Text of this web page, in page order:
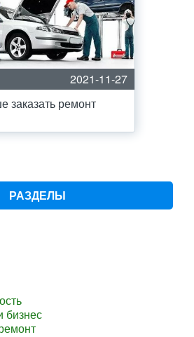
2021-11-27
заказать ремонт
РАЗДЕЛЫ